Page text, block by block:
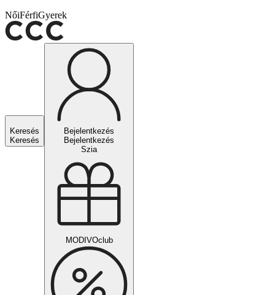
NőiFérfiGyerek
Keresés
Keresés
Bejelentkezés
Bejelentkezés
Szia
MODIVOclub